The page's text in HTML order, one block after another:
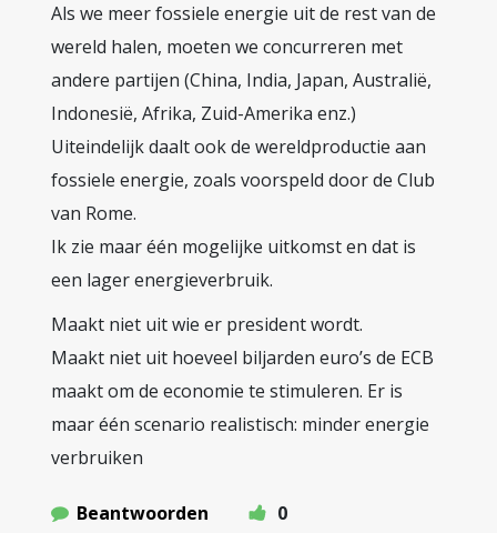
Als we meer fossiele energie uit de rest van de
wereld halen, moeten we concurreren met
andere partijen (China, India, Japan, Australië,
Indonesië, Afrika, Zuid-Amerika enz.)
Uiteindelijk daalt ook de wereldproductie aan
fossiele energie, zoals voorspeld door de Club
van Rome.
Ik zie maar één mogelijke uitkomst en dat is
een lager energieverbruik.
Maakt niet uit wie er president wordt.
Maakt niet uit hoeveel biljarden euro’s de ECB
maakt om de economie te stimuleren. Er is
maar één scenario realistisch: minder energie
verbruiken
Beantwoorden
0